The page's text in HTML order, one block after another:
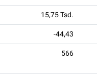
15,75 Tsd.
-44,43
566